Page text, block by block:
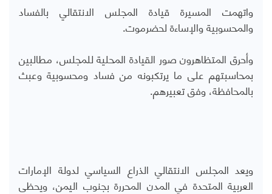
واتهمت المسيرة قيادة المجلس الانتقالي بالفساد
والمحسوبية والإساءة لحضرموت.
وأحرق المتظاهرون صور القيادة المحلية للمجلس، مطالبين
بمحاسبتهم على ما يرتكبونه من فساد ومحسوبية وعبث
بالمحافظة، وفق تعبيرهم.
ويعد المجلس الانتقالي الذراع السياسي لدولة الإمارات
العربية المتحدة في المدن المحررة بجنوب اليمن، ويحظى